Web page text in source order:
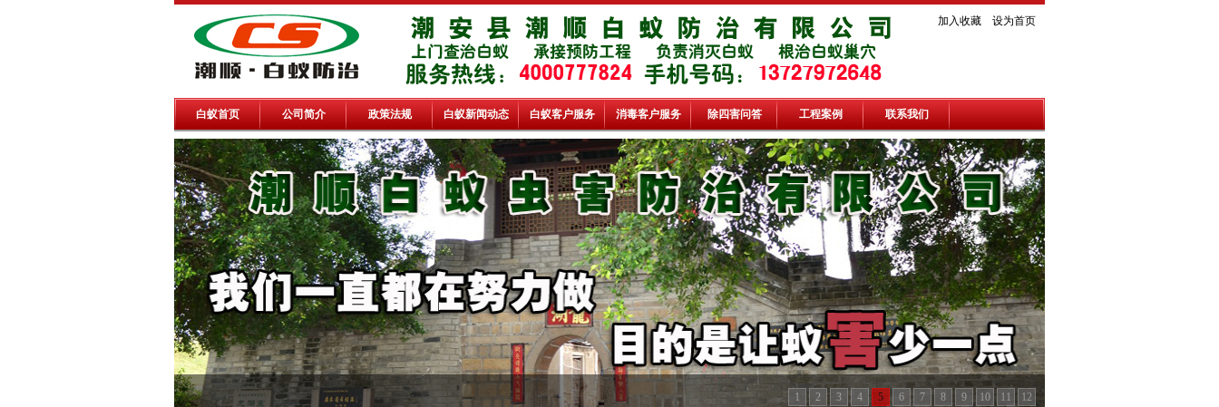
加入收藏 设为首页
白蚁首页 公司简介 政策法规 白蚁新闻动态 白蚁客户服务 消毒客户服务 除四害问答 工程案例 联系我们
1 2 3 4 5 6 7 8 9 10 11 12